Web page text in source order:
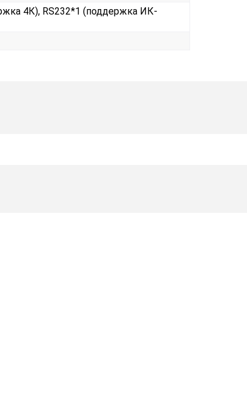
4К), RS232*1 (поддержка ИК-